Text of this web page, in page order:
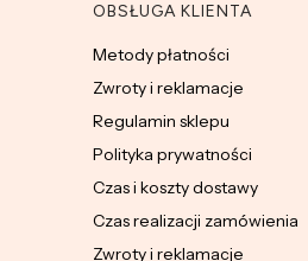
OBSŁUGA KLIENTA
Metody płatności
Zwroty i reklamacje
Regulamin sklepu
Polityka prywatności
Czas i koszty dostawy
Czas realizacji zamówienia
Zwroty i reklamacje